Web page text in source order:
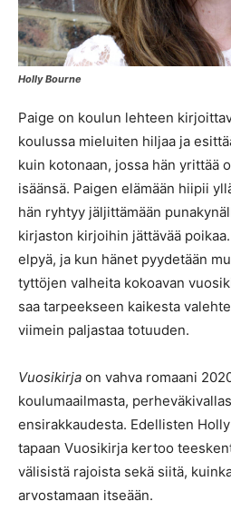
Holly Bourne
Paige on koulun lehteen
koulussa mieluiten hiljaa ja
kuin kotonaan, jossa hän yrittää
isäänsä. Paigen elämään hiipii
hän ryhtyy jäljittämään
kirjaston kirjoihin jättävää
elpyä, ja kun hänet pyydetään
tyttöjen valheita kokoavan
saa tarpeekseen kaikesta
viimein paljastaa totuuden.
Vuosikirja on vahva romaani
koulumaailmasta,
ensirakkaudesta. Edellisten
tapaan Vuosikirja kertoo
välisistä rajoista sekä siitä,
arvostamaan itseään.